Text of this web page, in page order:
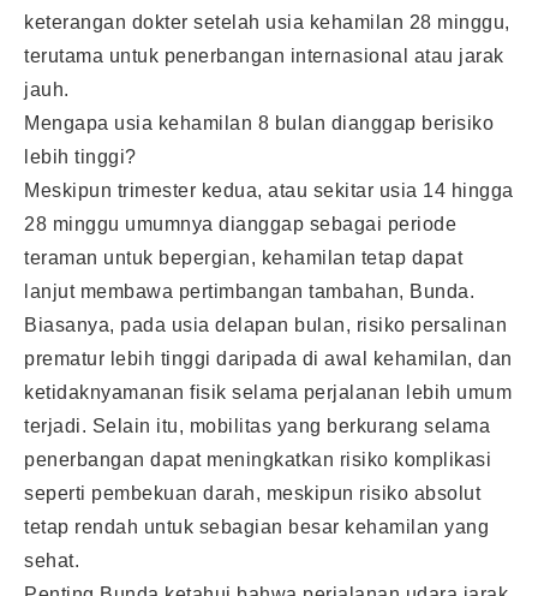
keterangan dokter setelah usia kehamilan 28 minggu,
terutama untuk penerbangan internasional atau jarak
jauh.
Mengapa usia kehamilan 8 bulan dianggap berisiko
lebih tinggi?
Meskipun trimester kedua, atau sekitar usia 14 hingga
28 minggu umumnya dianggap sebagai periode
teraman untuk bepergian, kehamilan tetap dapat
lanjut membawa pertimbangan tambahan, Bunda.
Biasanya, pada usia delapan bulan, risiko persalinan
prematur lebih tinggi daripada di awal kehamilan, dan
ketidaknyamanan fisik selama perjalanan lebih umum
terjadi. Selain itu, mobilitas yang berkurang selama
penerbangan dapat meningkatkan risiko komplikasi
seperti pembekuan darah, meskipun risiko absolut
tetap rendah untuk sebagian besar kehamilan yang
sehat.